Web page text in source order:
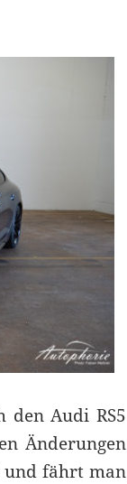
den Audi RS5
Änderungen
und fährt man